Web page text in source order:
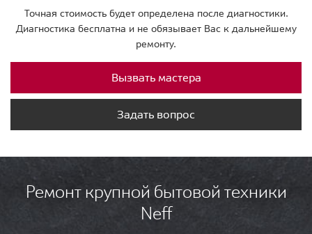
Точная стоимость будет определена после диагностики.
Диагностика бесплатна и не обязывает Вас к дальнейшему
ремонту.
Вызвать мастера
Задать вопрос
Ремонт крупной бытовой техники
Neff